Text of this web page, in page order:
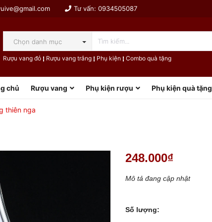
Tư vấn: 0934505087
Chọn danh mục
Rượu vang đỏ Rượu vang trắng Phụ kiện Combo quà tặng
chủ Rượu vang Phụ kiện rượu Phụ kiện quà tặng
thiên nga
248.000₫
Mô tả đang cập nhật
Số lượng: